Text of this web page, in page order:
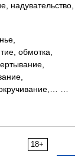
надувательство,
обмотка,
окручивание,… …
18+